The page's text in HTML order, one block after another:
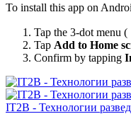
To install this app on
Tap the 3-dot menu
Tap Add to Home
Confirm by tapping
IT2B - Технологии